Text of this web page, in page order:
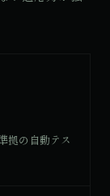
拠の自動テス